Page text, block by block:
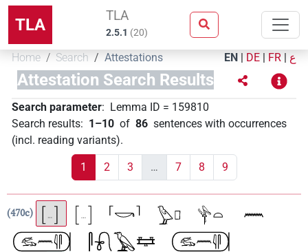
TLA TLA
2.5.1 (20)
Home Search Attestations EN | DE | FR | ع
Attestation Search Results
Search parameter: Lemma ID = 159810
Search results: 1–10 of 86 sentences with occurrences
(incl. reading variants).
1 2 3 … 7 8 9
470c